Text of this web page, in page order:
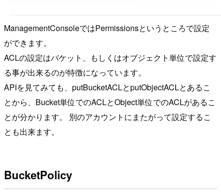
ManagementConsoleではPermissionsというところで設定
ができます。
ACLの設定はバケット、もしくはオブジェクト単位で設定す
る事が出来るのが特徴になっています。
APIを見てみても、putBucketACLとputObjectACLとあるこ
とから、Bucket単位でのACLとObject単位でのACLがあるこ
とが分かります。 別のアカウントにまたがって設定するこ
とも出来ます。
BucketPolicy